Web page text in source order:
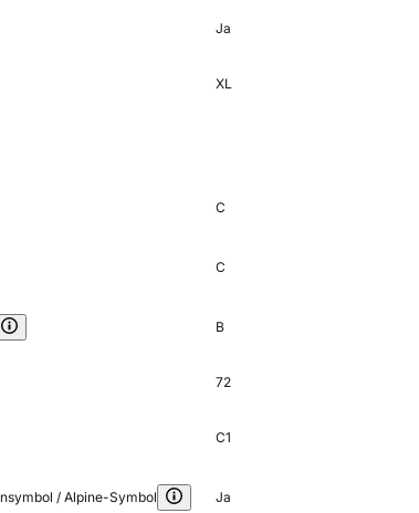
Ja
XL
C
C
B
72
C1
/ Alpine-Symbol Ja